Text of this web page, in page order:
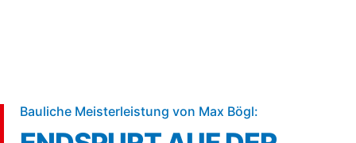
Bauliche Meisterleistung von Max Bögl: